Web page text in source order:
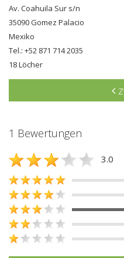
Av. Coahuila Sur s/n
35090 Gomez Palacio
Mexiko
Tel.: +52 871 714 2035
18 Löcher
1 Bewertungen
3.0